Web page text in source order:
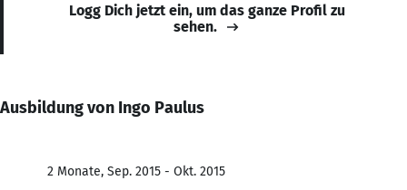
Logg Dich jetzt ein, um das ganze Profil zu
sehen.
Ausbildung von Ingo Paulus
2 Monate, Sep. 2015 - Okt. 2015